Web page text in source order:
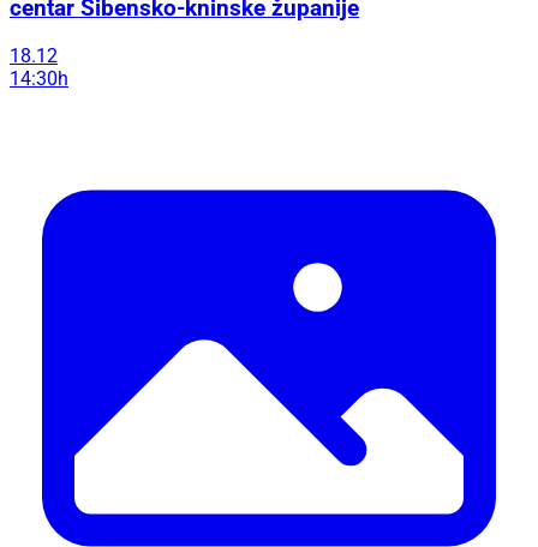
centar Šibensko-kninske županije
18.12
14:30h